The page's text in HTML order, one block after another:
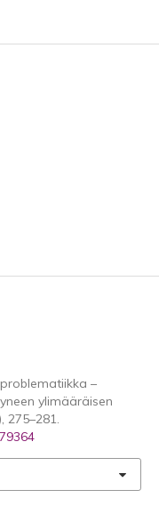
–
ylimääräisen
275–281.